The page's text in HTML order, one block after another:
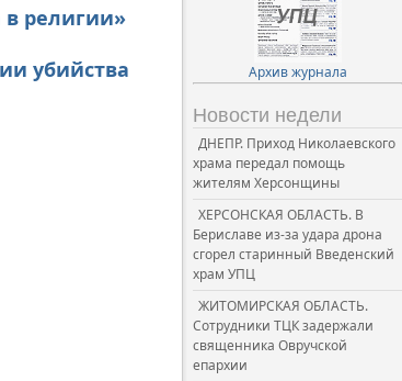
в религии»
убийства
Архив журнала
Новости недели
ДНЕПР. Приход Николаевского
храма передал помощь
жителям Херсонщины
ХЕРСОНСКАЯ ОБЛАСТЬ. В
Бериславе из-за удара дрона
сгорел старинный Введенский
храм УПЦ
ЖИТОМИРСКАЯ ОБЛАСТЬ.
Сотрудники ТЦК задержали
священника Овручской
епархии